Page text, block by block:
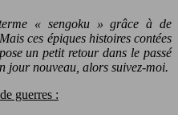
« sengoku » grâce à de
ces épiques histoires contées
un petit retour dans le passé
jour nouveau, alors suivez-moi.
guerres :